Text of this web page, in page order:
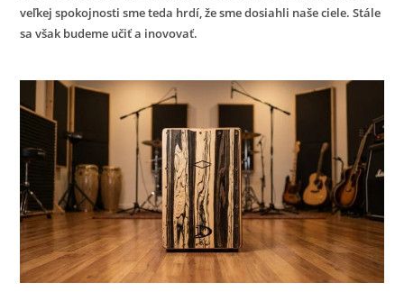
veľkej spokojnosti sme teda hrdí, že sme dosiahli naše ciele. Stále
sa však budeme učiť a inovovať.